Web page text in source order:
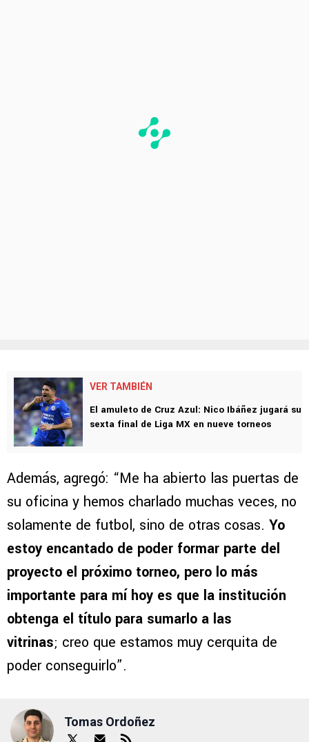
VER TAMBIÉN
El amuleto de Cruz Azul: Nico Ibáñez jugará su
sexta final de Liga MX en nueve torneos
Además, agregó: “Me ha abierto las puertas de
su oficina y hemos charlado muchas veces, no
solamente de futbol, sino de otras cosas. Yo
estoy encantado de poder formar parte del
proyecto el próximo torneo, pero lo más
importante para mí hoy es que la institución
obtenga el título para sumarlo a las
vitrinas; creo que estamos muy cerquita de
poder conseguirlo”.
Tomas Ordoñez